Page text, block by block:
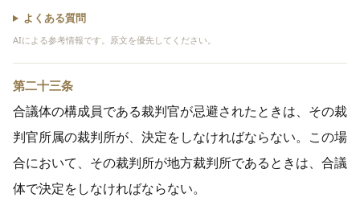
よくある質問
AIによる参考情報です。原文を優先してください。
第二十三条
合議体の構成員である裁判官が忌避されたときは、その裁
判官所属の裁判所が、決定をしなければならない。この場
合において、その裁判所が地方裁判所であるときは、合議
体で決定をしなければならない。